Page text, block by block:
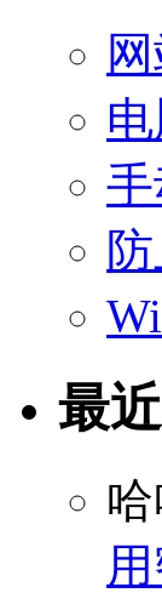
最